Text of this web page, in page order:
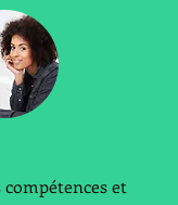
compétences et